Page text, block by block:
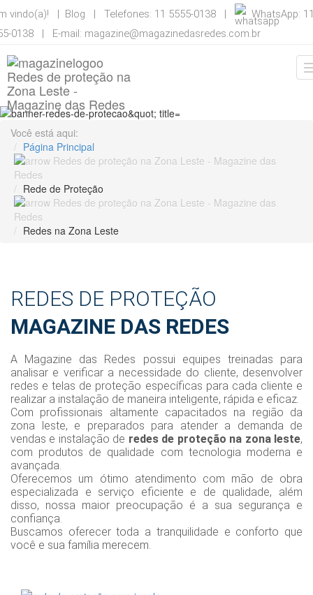
vindo(a)! | Blog | Telefones: 11 5555-0138 |
WhatsApp:
0138 | E-mail: magazine@magazinedasredes.com.br
Você está aqui:
Página Principal
Rede de Proteção
Redes na Zona Leste
REDES DE PROTEÇÃO
MAGAZINE DAS REDES
A Magazine das Redes possui equipes treinadas para
analisar e verificar a necessidade do cliente, desenvolver
redes e telas de proteção específicas para cada cliente e
realizar a instalação de maneira inteligente, rápida e eficaz.
Com profissionais altamente capacitados na região da
zona leste, e preparados para atender a demanda de
vendas e instalação de redes de proteção na zona leste,
com produtos de qualidade com tecnologia moderna e
avançada.
Oferecemos um ótimo atendimento com mão de obra
especializada e serviço eficiente e de qualidade, além
disso, nossa maior preocupação é a sua segurança e
confiança.
Buscamos oferecer toda a tranquilidade e conforto que
você e sua família merecem.